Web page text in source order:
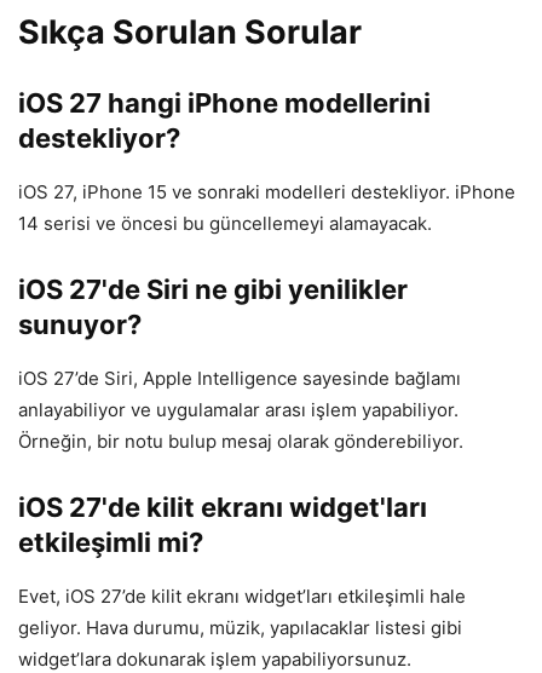
Sıkça Sorulan Sorular
iOS 27 hangi iPhone modellerini
destekliyor?
iOS 27, iPhone 15 ve sonraki modelleri destekliyor. iPhone
14 serisi ve öncesi bu güncellemeyi alamayacak.
iOS 27'de Siri ne gibi yenilikler
sunuyor?
iOS 27’de Siri, Apple Intelligence sayesinde bağlamı
anlayabiliyor ve uygulamalar arası işlem yapabiliyor.
Örneğin, bir notu bulup mesaj olarak gönderebiliyor.
iOS 27'de kilit ekranı widget'ları
etkileşimli mi?
Evet, iOS 27’de kilit ekranı widget’ları etkileşimli hale
geliyor. Hava durumu, müzik, yapılacaklar listesi gibi
widget’lara dokunarak işlem yapabiliyorsunuz.